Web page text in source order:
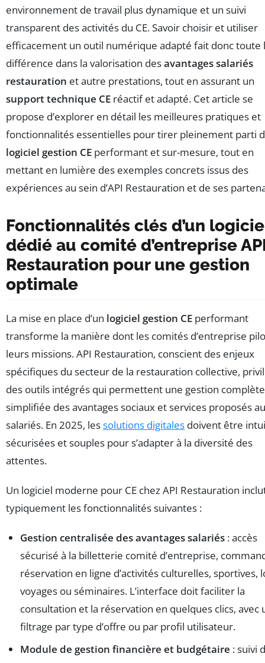
environnement de travail plus dynamique et un suivi
transparent des activités du CE. Savoir choisir et utiliser
efficacement un outil numérique adapté fait donc toute
différence dans la valorisation desavantages salariés
restauration et autre prestations, tout en assurant un
support technique CE réactif et adapté. Cet article se
propose d’explorer en détail les meilleures pratiques et
fonctionnalités essentielles pour tirer pleinement parti
logiciel gestion CE performant et sur-mesure, tout en
mettant en lumière des exemples concrets issus des
expériences au sein d’API Restauration et de ses
Fonctionnalités clés d’un
dédié au comité d’entreprise
Restauration pour une gestion
optimale
La mise en place d’un logiciel gestion CE performant
transforme la manière dont les comités d’entreprise
leurs missions. API Restauration, conscient des enjeux
spécifiques du secteur de la restauration collective,
des outils intégrés qui permettent une gestion
simplifiée des avantages sociaux et services proposés
salariés. En 2025, lessolutions digitales doivent être
sécurisées et souples pour s’adapter à la diversité des
attentes.
Un logiciel moderne pour CE chez API Restauration
typiquement les fonctionnalités suivantes :
Gestion centralisée des avantages salariés : accès
sécurisé à la billetterie comité d’entreprise,
réservation en ligne d’activités culturelles, sportives,
voyages ou séminaires. L’interface doit faciliter la
consultation et la réservation en quelques clics, avec
filtrage par type d’offre ou par profil utilisateur.
Module de gestion financière et budgétaire : suivi